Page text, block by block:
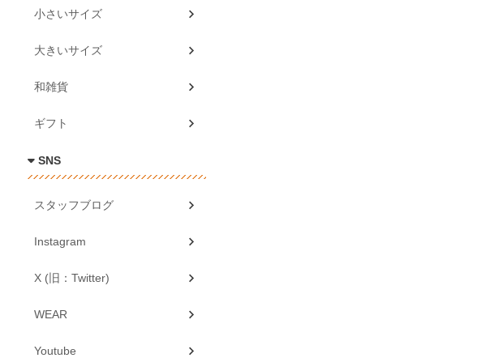
小さいサイズ
大きいサイズ
和雑貨
ギフト
SNS
スタッフブログ
Instagram
X (旧：Twitter)
WEAR
Youtube